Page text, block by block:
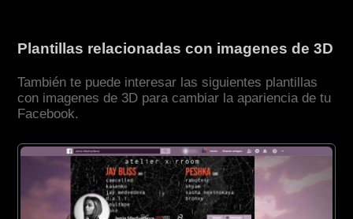
Plantillas relacionadas con imagenes de 3D
También te puede interesar las siguientes plantillas
con imagenes de 3D para cambiar la apariencia de tu
Facebook.